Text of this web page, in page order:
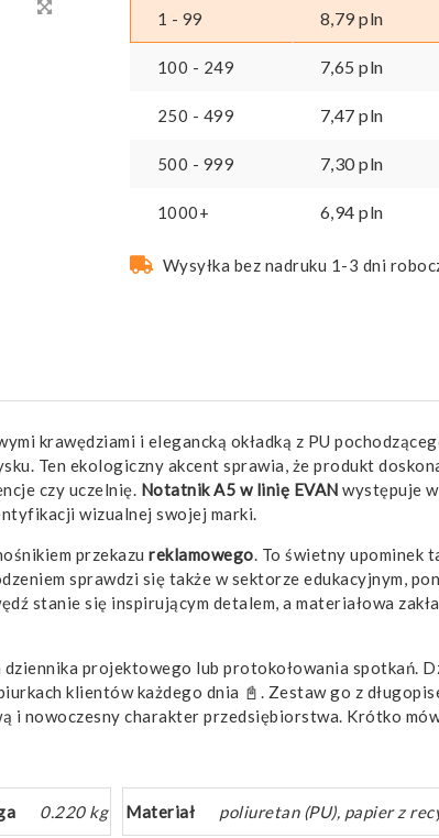
1 - 99 8,79pln
100 - 249 7,65pln
250 - 499 7,47pln
500 - 999 7,30pln
1000+ 6,94pln
Wysyłka bez nadruku 1-3 dni
krawędziami i elegancką okładką z PU
Ten ekologiczny akcent sprawia, że produkt
czy uczelnię. Notatnik A5 w linię EVAN występuje
wizualnej swojej marki.
przekazu reklamowego . To świetny upominek
sprawdzi się także w sektorze edukacyjnym,
stanie się inspirującym detalem, a materiałowa
projektowego lub protokołowania spotkań.
klientów każdego dnia 📓. Zestaw go z
nowoczesny charakter przedsiębiorstwa. Krótko
0.220 kg Materiał poliuretan (PU), papier z